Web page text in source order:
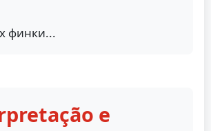
финки...
e